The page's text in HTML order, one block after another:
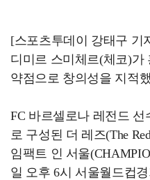
[스포츠투데이 강태구 기
디미르 스미체르(체코)가
약점으로 창의성을 지적
FC 바르셀로나 레전드
로 구성된 더 레즈(The
임팩트 인 서울
일 오후 6시 서울월드컵